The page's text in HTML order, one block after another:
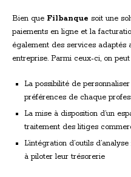
Bien que Filbanque soit une
paiements en ligne et la
également des services adaptés
entreprise. Parmi ceux-ci, on
La possibilité de
préférences de chaque
La mise à disposition d’un
traitement des litiges
L’intégration d’outils
à piloter leur trésorerie